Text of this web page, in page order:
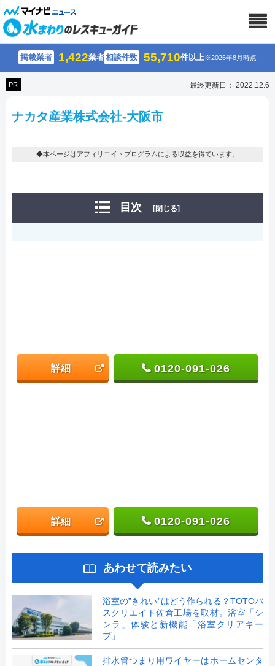
掲載業者 1,422業者相談件数 55,710件以上※2026年8月時点
PR 最終更新日： 2022.12.6
ナカタ産業株式会社-大阪市
◆本ページはアフィリエイトプログラムによる収益を得ています。
目次 [閉じる]
詳細 0120-091-026
詳細 0120-091-026
あわせて読みたい
浴室の”きれい”はどう作られる？TOTOバ
スクリエイト佐倉工場を取材。浴室「シ
ンラ」体験と新機能「浴室クリアキー
プ」
排水管つまり用ワイヤーはホームセンタ